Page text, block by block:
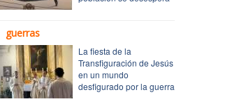
guerras
La fiesta de la
Transfiguración de Jesús
en un mundo
desfigurado por la guerra